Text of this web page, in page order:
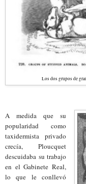
Los dos grupos de
A medida que su
popularidad como
taxidermista privado
crecía, Ploucquet
descuidaba su trabajo
en el Gabinete Real,
lo que le conllevó